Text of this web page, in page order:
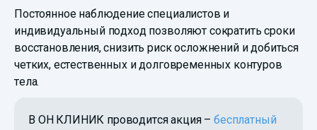
Постоянное наблюдение специалистов и
индивидуальный подход позволяют сократить сроки
восстановления, снизить риск осложнений и добиться
четких, естественных и долговременных контуров
тела.
В ОН КЛИНИК проводится акция –бесплатный